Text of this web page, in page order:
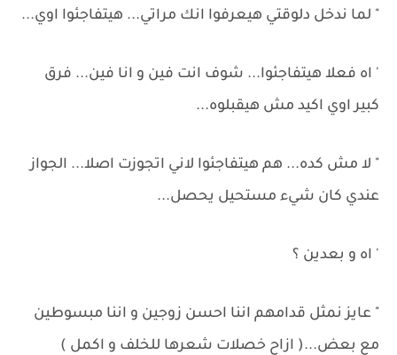
" لما ندخل دلوقتي هيعرفوا انك مراتي... هيتفاجئوا اوي...
' اه فعلا هيتفاجئوا... شوف انت فين و انا فين... فرق
كبير اوي اكيد مش هيقبلوه...
" لا مش كده... هم هيتفاجئوا لاني اتجوزت اصلا... الجواز
عندي كان شيء مستحيل يحصل...
' اه و بعدين ؟
" عايز نمثل قدامهم اننا احسن زوجين و اننا مبسوطين
مع بعض...( ازاح خصلات شعرها للخلف و اكمل )